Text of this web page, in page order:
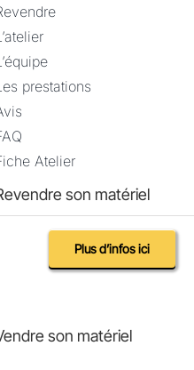
prestations
Atelier
son matériel
Plus d’infos ici
son matériel